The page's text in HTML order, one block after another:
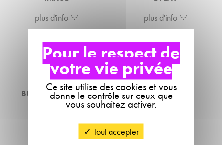
plus d'info plus d'info
BUSINESS ANNEXE
Ce site utilise des cookies et vous
donne le contrôle sur ceux que
vous souhaitez activer.
Tout accepter